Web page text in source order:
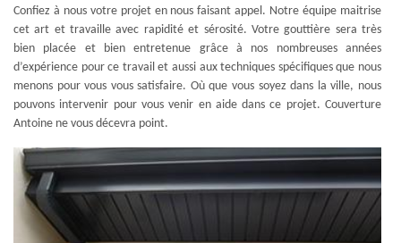
Confiez à nous votre projet en nous faisant appel. Notre équipe maitrise
cet art et travaille avec rapidité et sérosité. Votre gouttière sera très
bien placée et bien entretenue grâce à nos nombreuses années
d’expérience pour ce travail et aussi aux techniques spécifiques que nous
menons pour vous vous satisfaire. Où que vous soyez dans la ville, nous
pouvons intervenir pour vous venir en aide dans ce projet. Couverture
Antoine ne vous décevra point.